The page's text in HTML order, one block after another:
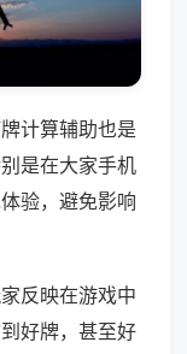
计算辅助也是
是在大家手机
验，避免影响
反映在游戏中
好牌，甚至好